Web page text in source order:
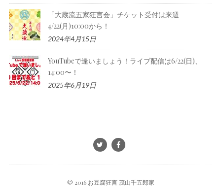
「大蔵流五家狂言会」チケット受付は来週
4/22(月)10:00から！
2024年4月15日
YouTubeで逢いましょう！ライブ配信は6/22(日)、
14:00〜！
2025年6月19日
© 2016 お豆腐狂言 茂山千五郎家